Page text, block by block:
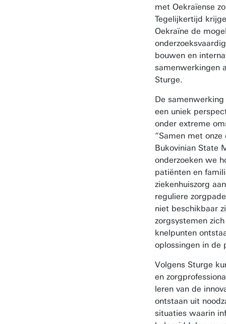
met Oekraïense
Tegelijkertijd
Oekraïne de
bouwen en
samenwerkingen
Sturge.
De
een uniek
onder extreme
“Samen met
Bukovinian State
onderzoeken we
patiënten en
ziekenhuiszorg
reguliere
niet beschikbaar
zorgsystemen
knelpunten
oplossingen in de
Volgens Sturge
en
leren van de
ontstaan uit
situaties waarin